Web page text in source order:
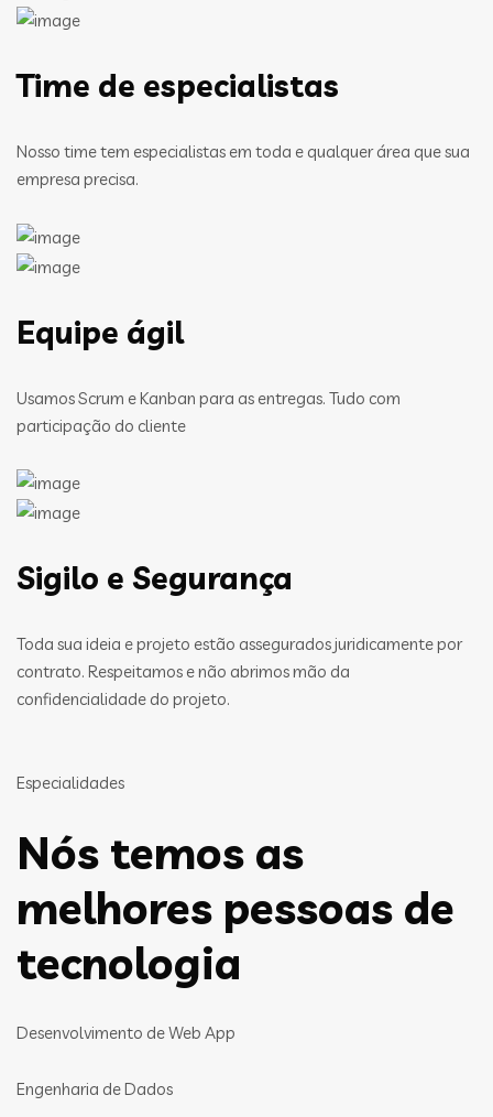
Time de especialistas
Nosso time tem especialistas em toda e qualquer área que sua
empresa precisa.
Equipe ágil
Usamos Scrum e Kanban para as entregas. Tudo com
participação do cliente
Sigilo e Segurança
Toda sua ideia e projeto estão assegurados juridicamente por
contrato. Respeitamos e não abrimos mão da
confidencialidade do projeto.
Especialidades
Nós temos as
melhores pessoas de
tecnologia
Desenvolvimento de Web App
Engenharia de Dados